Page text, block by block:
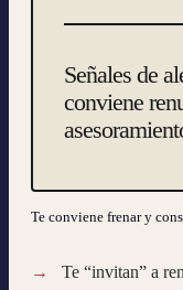
Señales de
conviene
Te conviene frenar y
Te “invitan” a